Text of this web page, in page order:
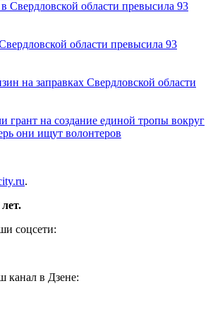
области превысила 93
на заправках Свердловской области
грант на создание единой тропы вокруг
они ищут волонтеров
.
соцсети:
канал в Дзене: